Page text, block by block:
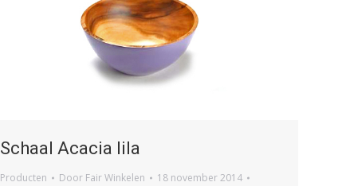
Schaal Acacia lila
Producten Door Fair Winkelen
18 november 2014